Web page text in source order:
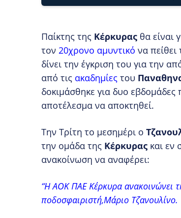
Παίκτης της Κέρκυρας θα είναι
τον 20χρονο αμυντικό να πείθει
δίνει την έγκριση του για την
από τις ακαδημίες του
δοκιμάσθηκε για δυο εβδομάδες
αποτέλεσμα να αποκτηθεί.
Την Τρίτη το μεσημέρι ο
την ομάδα της Κέρκυρας και εν
ανακοίνωση να αναφέρει:
“Η ΑΟΚ ΠΑΕ Κέρκυρα ανακοινώνει
ποδοσφαιριστή,Μάριο Τζανουλίνο.